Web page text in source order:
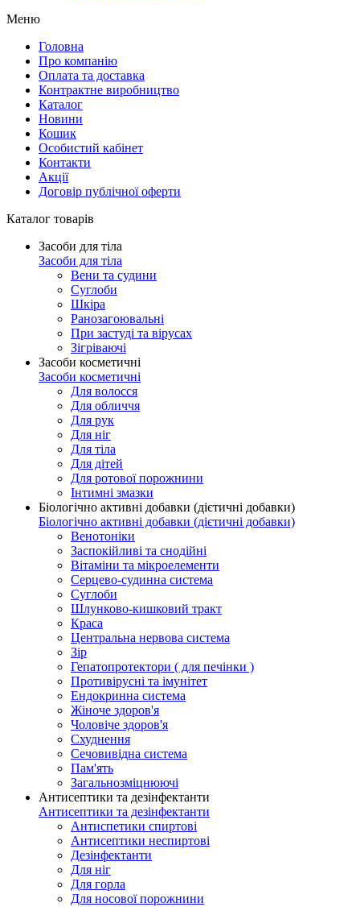
Меню
Головна
Про компанію
Оплата та доставка
Контрактне виробництво
Каталог
Новини
Кошик
Особистий кабінет
Контакти
Акції
Договір публічної оферти
Каталог товарів
Засоби для тіла
Засоби для тіла
Вени та судини
Суглоби
Шкіра
Ранозагоювальні
При застуді та вірусах
Зігріваючі
Засоби косметичні
Засоби косметичні
Для волосся
Для обличчя
Для рук
Для ніг
Для тіла
Для дітей
Для ротової порожнини
Інтимні змазки
Біологічно активні добавки (дієтичні добавки)
Біологічно активні добавки (дієтичні добавки)
Венотоніки
Заспокійливі та снодійні
Вітаміни та мікроелементи
Серцево-судинна система
Суглоби
Шлунково-кишковий тракт
Краса
Центральна нервова система
Зір
Гепатопротектори ( для печінки )
Противірусні та імунітет
Ендокринна система
Жіноче здоров'я
Чоловіче здоров'я
Схуднення
Сечовивідна система
Пам'ять
Загальнозміцнюючі
Антисептики та дезінфектанти
Антисептики та дезінфектанти
Антиспетики спиртові
Антисептики неспиртові
Дезінфектанти
Для ніг
Для горла
Для носової порожнини